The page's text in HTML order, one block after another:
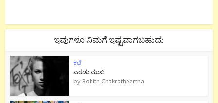
ಇವುಗಳೂ ನಿಮಗೆ ಇಷ್ಟವಾಗಬಹುದು
ಕಥೆ
ಎರಡು ಮುಖ
by Rohith Chakratheertha